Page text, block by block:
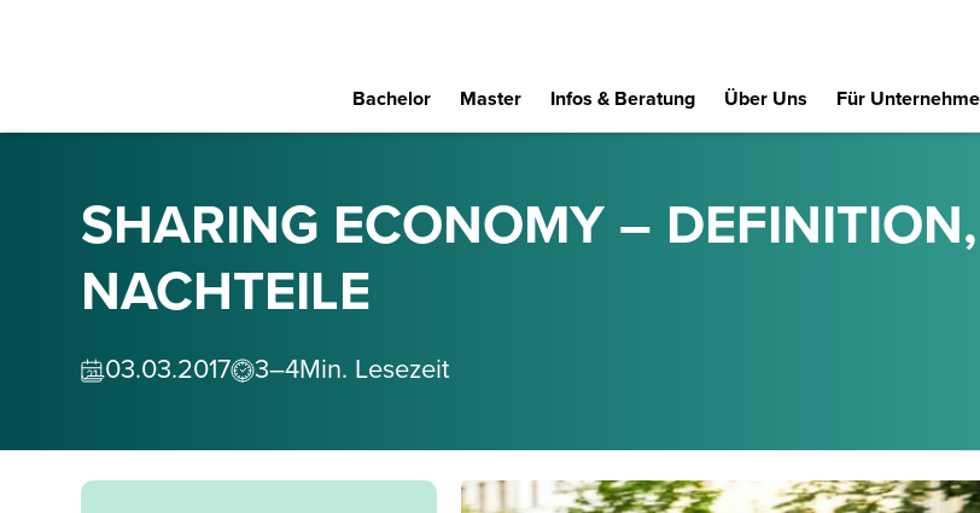
Bachelor Master Infos & Beratung Über Uns Für
SHARING ECONOMY –
NACHTEILE
03.03.2017 3–4Min. Lesezeit